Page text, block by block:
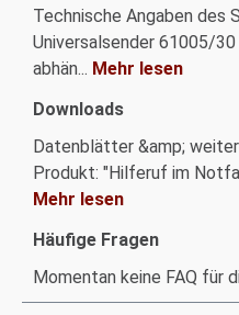
Technische Angaben des
Universalsender 61005/
abhän... Mehr lesen
Downloads
Datenblätter &amp;
Produkt: "Hilferuf im
Mehr lesen
Häufige Fragen
Momentan keine FAQ für